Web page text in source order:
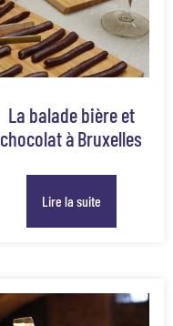
La balade bière et
chocolat à Bruxelles
Lire la suite